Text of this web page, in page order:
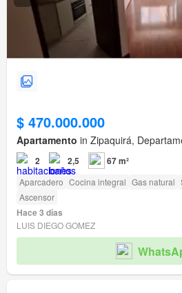
$ 470.000.000
Apartamento in Zipaquirá,
2 2,5 67 m²
Aparcadero Cocina integral Gas natural
Ascensor
Hace 3 días
LUIS DIEGO GOMEZ